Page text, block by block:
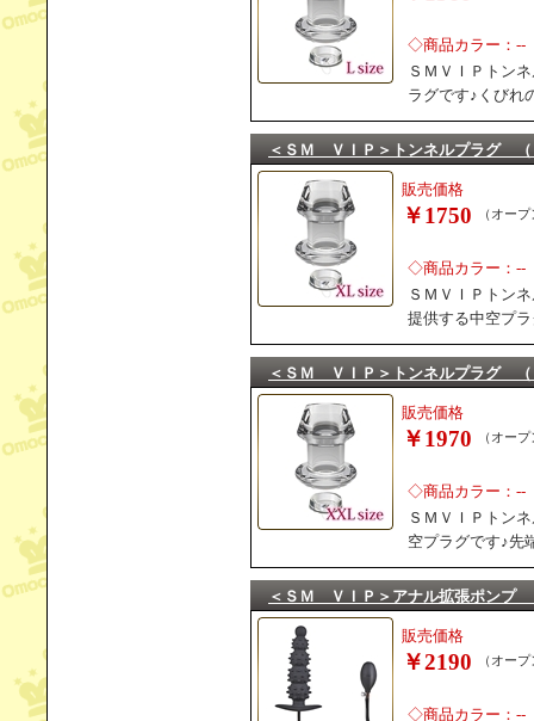
◇商品カラー：--
ＳＭＶＩＰトン
ラグです♪くびれ
＜ＳＭ ＶＩＰ＞トンネルプラグ （
販売価格
￥1750 （オー
◇商品カラー：--
ＳＭＶＩＰトン
提供する中空プ
＜ＳＭ ＶＩＰ＞トンネルプラグ （
販売価格
￥1970 （オー
◇商品カラー：--
ＳＭＶＩＰトン
空プラグです♪先
＜ＳＭ ＶＩＰ＞アナル拡張ポンプ
販売価格
￥2190 （オー
◇商品カラー：--